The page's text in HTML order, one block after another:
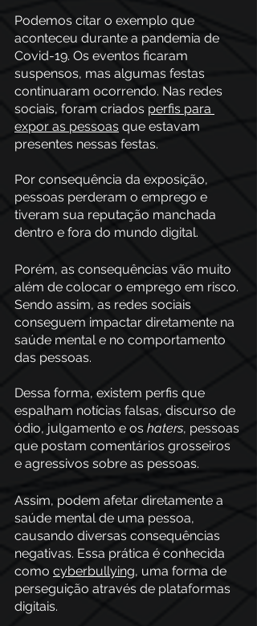
Podemos citar o exemplo que
aconteceu durante a pandemia de
Covid-19. Os eventos ficaram
suspensos, mas algumas festas
continuaram ocorrendo. Nas redes
sociais, foram criados perfis para
expor as pessoas que estavam
presentes nessas festas.
Por consequência da exposição,
pessoas perderam o emprego e
tiveram sua reputação manchada
dentro e fora do mundo digital.
Porém, as consequências vão muito
além de colocar o emprego em risco.
Sendo assim, as redes sociais
conseguem impactar diretamente na
saúde mental e no comportamento
das pessoas.
Dessa forma, existem perfis que
espalham notícias falsas, discurso de
ódio, julgamento e os haters, pessoas
que postam comentários grosseiros
e agressivos sobre as pessoas.
Assim, podem afetar diretamente a
saúde mental de uma pessoa,
causando diversas consequências
negativas. Essa prática é conhecida
como cyberbullying, uma forma de
perseguição através de plataformas
digitais.